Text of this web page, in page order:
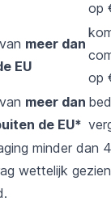
op
meer dan
EU
op
meer dan
de EU*
minder dan
wettelijk